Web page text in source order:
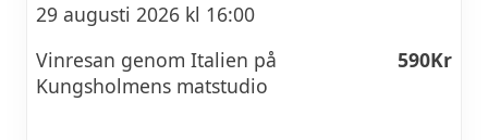
29 augusti 2026 kl 16:00
Vinresan genom Italien på
Kungsholmens matstudio
590Kr